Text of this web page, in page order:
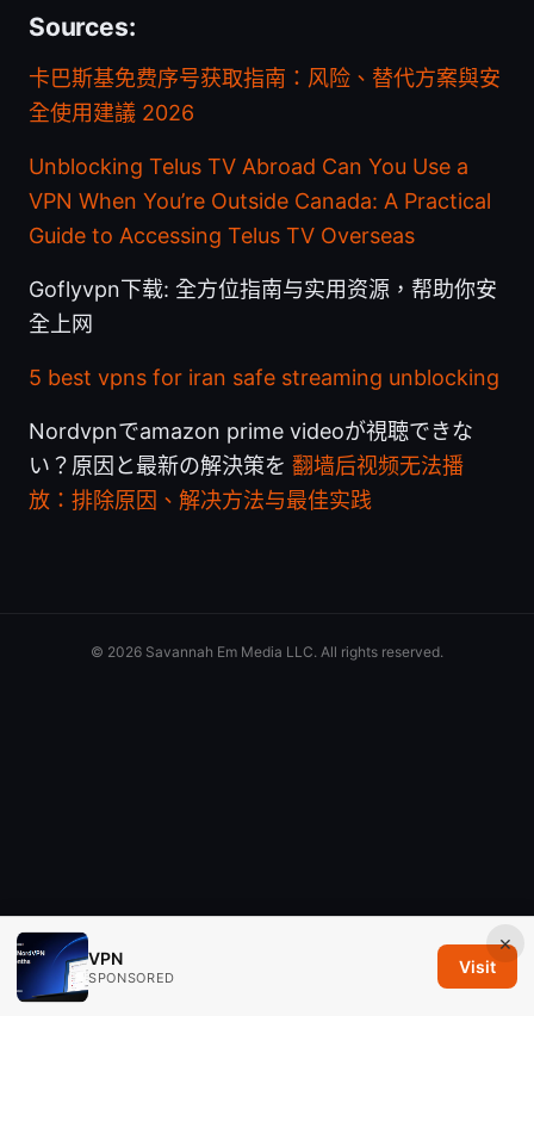
Sources:
卡巴斯基免费序号获取指南：风险、替代方案與安
全使用建議 2026
Unblocking Telus TV Abroad Can You Use a
VPN When You’re Outside Canada: A Practical
Guide to Accessing Telus TV Overseas
Goflyvpn下载: 全方位指南与实用资源，帮助你安
全上网
5 best vpns for iran safe streaming unblocking
Nordvpnでamazon prime videoが視聴できな
い？原因と最新の解決策を 翻墙后视频无法播
放：排除原因、解决方法与最佳实践
×
VPN
SPONSORED
Visit
© 2026 Savannah Em Media LLC. All rights reserved.